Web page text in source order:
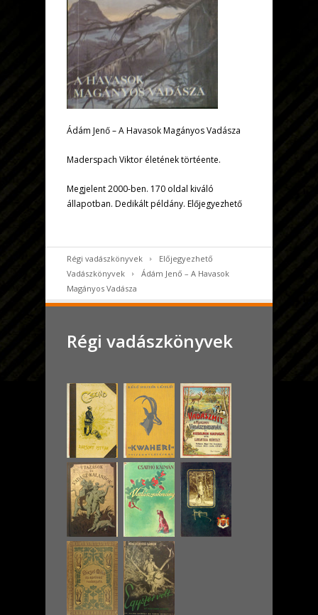
Ádám Jenő – A Havasok Magányos Vadásza
Maderspach Viktor életének törtéente.
Megjelent 2000-ben. 170 oldal kiváló
állapotban. Dedikált példány. Előjegyezhető
Régi vadászkönyvek
Előjegyezhető
Vadászkönyvek
Ádám Jenő – A Havasok
Magányos Vadásza
Régi vadászkönyvek